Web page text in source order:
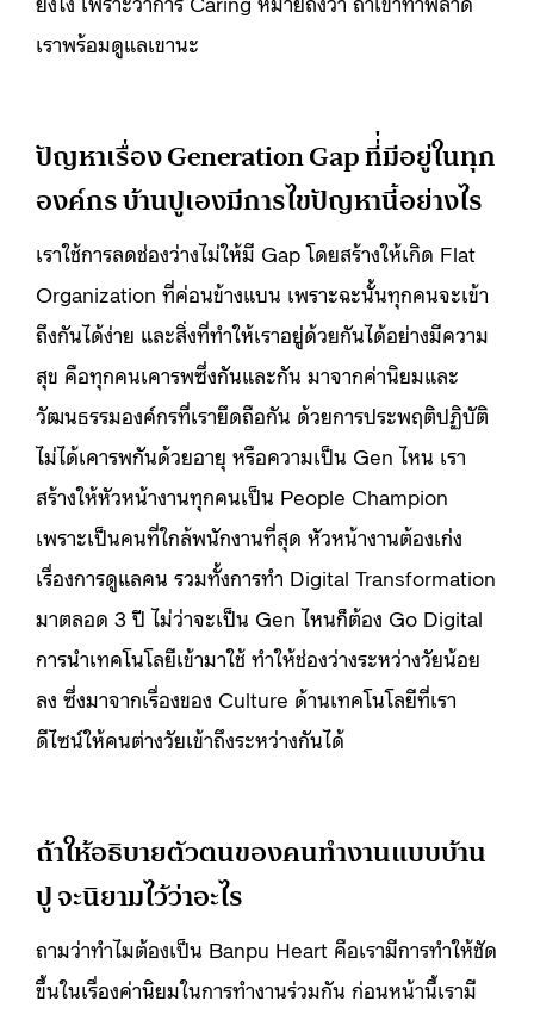
เราพร้อมดูแลเขานะ
ปัญหาเรื่อง Generation Gap ที่่มีอยู่ในทุก
องค์กร บ้านปูเองมีการไขปัญหานี้อย่างไร
เราใช้การลดช่องว่างไม่ให้มี Gap โดยสร้างให้เกิด Flat
Organization ที่ค่อนข้างแบน เพราะฉะนั้นทุกคนจะเข้า
ถึงกันได้ง่าย และสิ่งที่ทำให้เราอยู่ด้วยกันได้อย่างมีความ
สุข คือทุกคนเคารพซึ่งกันและกัน มาจากค่านิยมและ
วัฒนธรรมองค์กรที่เรายึดถือกัน ด้วยการประพฤติปฏิบัติ
ไม่ได้เคารพกันด้วยอายุ หรือความเป็น Gen ไหน เรา
สร้างให้หัวหน้างานทุกคนเป็น People Champion
เพราะเป็นคนที่ใกล้พนักงานที่สุด หัวหน้างานต้องเก่ง
เรื่องการดูแลคน รวมทั้งการทำ Digital Transformation
มาตลอด 3 ปี ไม่ว่าจะเป็น Gen ไหนก็ต้อง Go Digital
การนำเทคโนโลยีเข้ามาใช้ ทำให้ช่องว่างระหว่างวัยน้อย
ลง ซึ่งมาจากเรื่องของ Culture ด้านเทคโนโลยีที่เรา
ดีไซน์ให้คนต่างวัยเข้าถึงระหว่างกันได้
ถ้าให้อธิบายตัวตนของคนทำงานแบบบ้าน
ปู จะนิยามไว้ว่าอะไร
ถามว่าทำไมต้องเป็น Banpu Heart คือเรามีการทำให้ชัด
ขึ้นในเรื่องค่านิยมในการทำงานร่วมกัน ก่อนหน้านี้เรามี